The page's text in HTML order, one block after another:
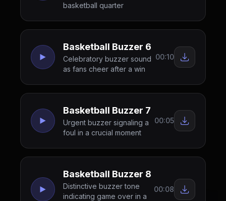
basketball quarter
Basketball Buzzer 6
Celebratory buzzer sound
as fans cheer after a win
00:10
Basketball Buzzer 7
Urgent buzzer signaling a
foul in a crucial moment
00:05
Basketball Buzzer 8
Distinctive buzzer tone
indicating game over in a
00:08